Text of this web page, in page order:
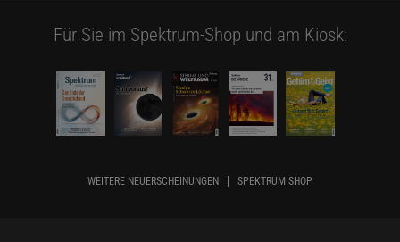
Für Sie im Spektrum-Shop und am Kiosk:
WEITERE NEUERSCHEINUNGEN SPEKTRUM SHOP